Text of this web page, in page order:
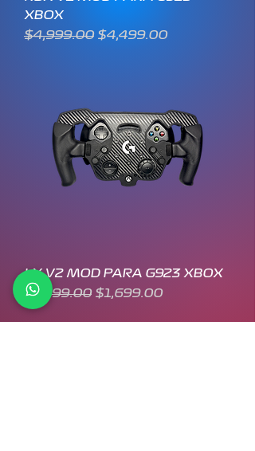
XBOX
Precio
$4,999.00 Precio de oferta
$4,499.00
LX V2 MOD PARA G923 XBOX
Precio
$1,999.00 Precio de oferta
$1,699.00